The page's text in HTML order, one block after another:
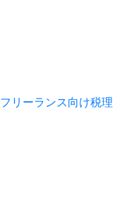
フリーランス向け税理